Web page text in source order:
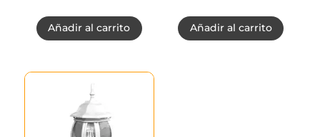
Añadir al carrito Añadir al carrito